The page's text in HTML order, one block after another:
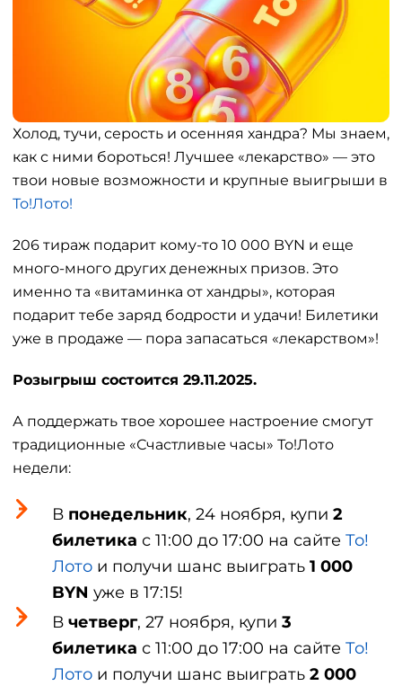
Холод, тучи, серость и осенняя хандра? Мы знаем,
как с ними бороться! Лучшее «лекарство» — это
твои новые возможности и крупные выигрыши в
То!Лото!
206 тираж подарит кому-то 10 000 BYN и еще
много-много других денежных призов. Это
именно та «витаминка от хандры», которая
подарит тебе заряд бодрости и удачи! Билетики
уже в продаже — пора запасаться «лекарством»!
Розыгрыш состоится 29.11.2025.
А поддержать твое хорошее настроение смогут
традиционные «Счастливые часы» То!Лото
недели:
В понедельник, 24 ноября, купи 2
билетика с 11:00 до 17:00 на сайте То!
Лото и получи шанс выиграть 1 000
BYN уже в 17:15!
В четверг, 27 ноября, купи 3
билетика с 11:00 до 17:00 на сайте То!
Лото и получи шанс выиграть 2 000